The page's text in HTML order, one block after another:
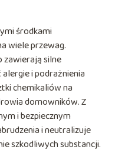
środkami
wiele przewag.
zawierają silne
i podrażnienia
chemikaliów na
domowników. Z
i bezpiecznym
i neutralizuje
szkodliwych substancji.